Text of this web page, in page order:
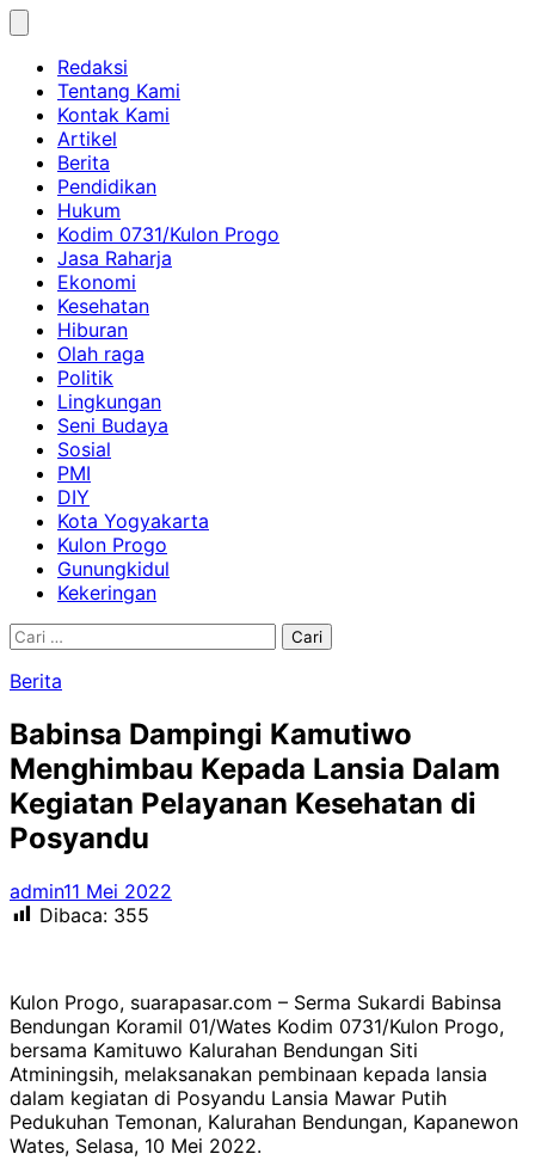
Skip
contentRedaksi
Tentang Kami
Kontak Kami
Artikel
Berita
Pendidikan
Hukum
Kodim 0731/Kulon Progo
Jasa Raharja
Ekonomi
Kesehatan
Hiburan
Olah raga
Politik
Lingkungan
Seni Budaya
Sosial
PMI
DIY
Kota Yogyakarta
Kulon Progo
Gunungkidul
Kekeringan
Cari
Berita
Babinsa Dampingi Kamutiwo
Menghimbau Kepada Lansia Dalam
Kegiatan Pelayanan Kesehatan di
Posyandu
admin11 Mei 2022
Dibaca: 355
Kulon Progo, suarapasar.com – Serma Sukardi Babinsa
Bendungan Koramil 01/Wates Kodim 0731/Kulon Progo,
bersama Kamituwo Kalurahan Bendungan Siti
Atminingsih, melaksanakan pembinaan kepada lansia
dalam kegiatan di Posyandu Lansia Mawar Putih
Pedukuhan Temonan, Kalurahan Bendungan, Kapanewon
Wates, Selasa, 10 Mei 2022.